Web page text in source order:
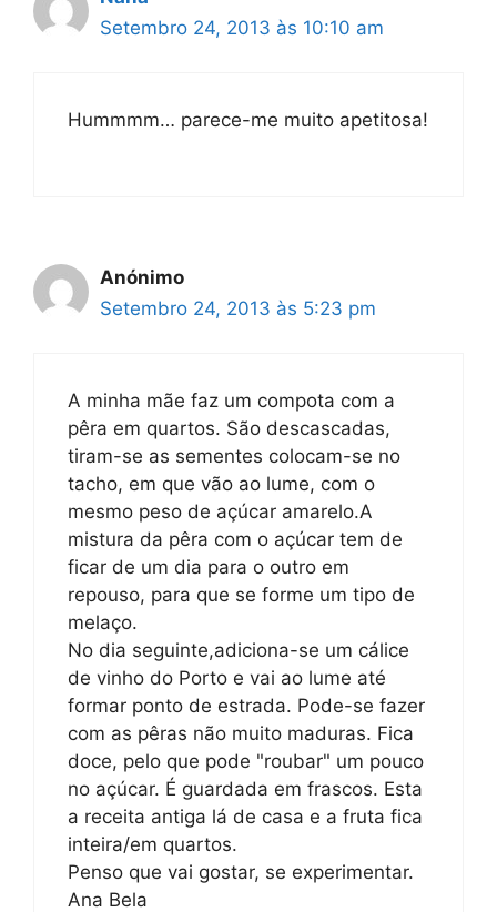
Setembro 24, 2013 às 10:10 am
Hummmm… parece-me muito apetitosa!
Anónimo
Setembro 24, 2013 às 5:23 pm
A minha mãe faz um compota com a
pêra em quartos. São descascadas,
tiram-se as sementes colocam-se no
tacho, em que vão ao lume, com o
mesmo peso de açúcar amarelo.A
mistura da pêra com o açúcar tem de
ficar de um dia para o outro em
repouso, para que se forme um tipo de
melaço.
No dia seguinte,adiciona-se um cálice
de vinho do Porto e vai ao lume até
formar ponto de estrada. Pode-se fazer
com as pêras não muito maduras. Fica
doce, pelo que pode "roubar" um pouco
no açúcar. É guardada em frascos. Esta
a receita antiga lá de casa e a fruta fica
inteira/em quartos.
Penso que vai gostar, se experimentar.
Ana Bela